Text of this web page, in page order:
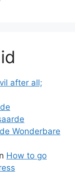
after all;
Wonderbare
How to go